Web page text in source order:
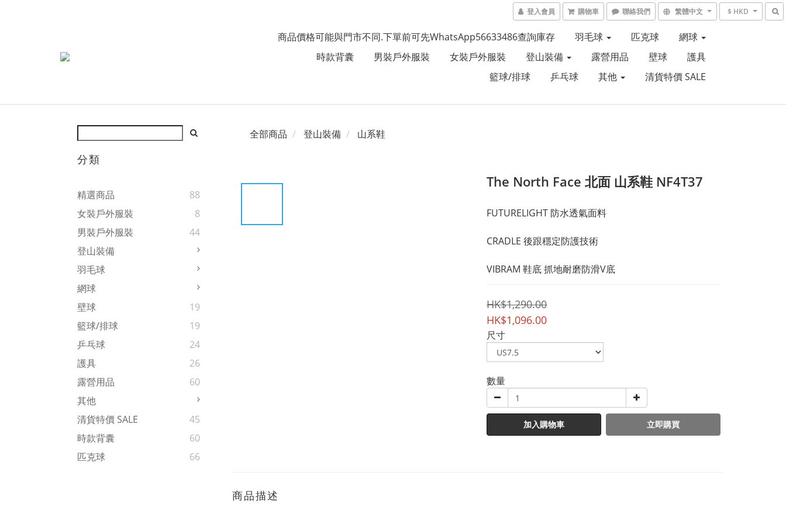
登入會員 購物車 聯絡我們 繁體中文 $ HKD
商品價格可能與門市不同.下單前可先WhatsApp56633486查詢庫存 羽毛球 匹克球
網球
時款背囊
男裝戶外服裝 女裝戶外服裝 登山裝備 露營用品 壁球
護具
籃球/排球
乒乓球 其他 清貨特價 SALE
分類
精選商品
88
女裝戶外服裝
8
男裝戶外服裝
44
登山裝備
羽毛球
網球
壁球
19
籃球/排球
19
乒乓球
24
護具
26
露營用品
60
其他
清貨特價 SALE
45
時款背囊
60
匹克球
66
全部商品 登山裝備 山系鞋
The North Face 北面 山系鞋 NF4T37
FUTURELIGHT 防水透氣面料
CRADLE 後跟穩定防護技術
VIBRAM 鞋底 抓地耐磨防滑V底
HK$1,290.00
HK$1,096.00
尺寸
數量
加入購物車 立即購買
商品描述